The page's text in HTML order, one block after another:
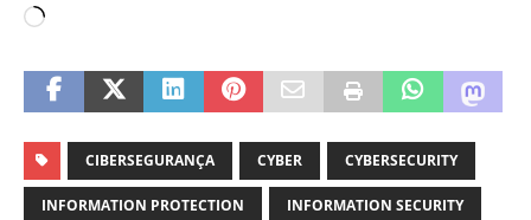
CIBERSEGURANÇA CYBER CYBERSECURITY
INFORMATION PROTECTION INFORMATION SECURITY